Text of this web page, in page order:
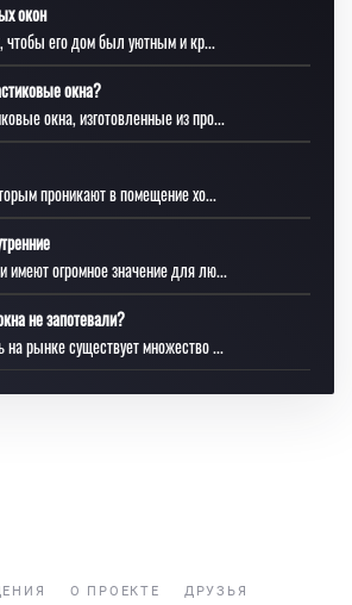
окон
чтобы его дом был уютным и кр...
окна?
окна, изготовленные из про...
проникают в помещение хо...
имеют огромное значение для лю...
не запотевали?
рынке существует множество ...
О ПРОЕКТЕ
ДРУЗЬЯ